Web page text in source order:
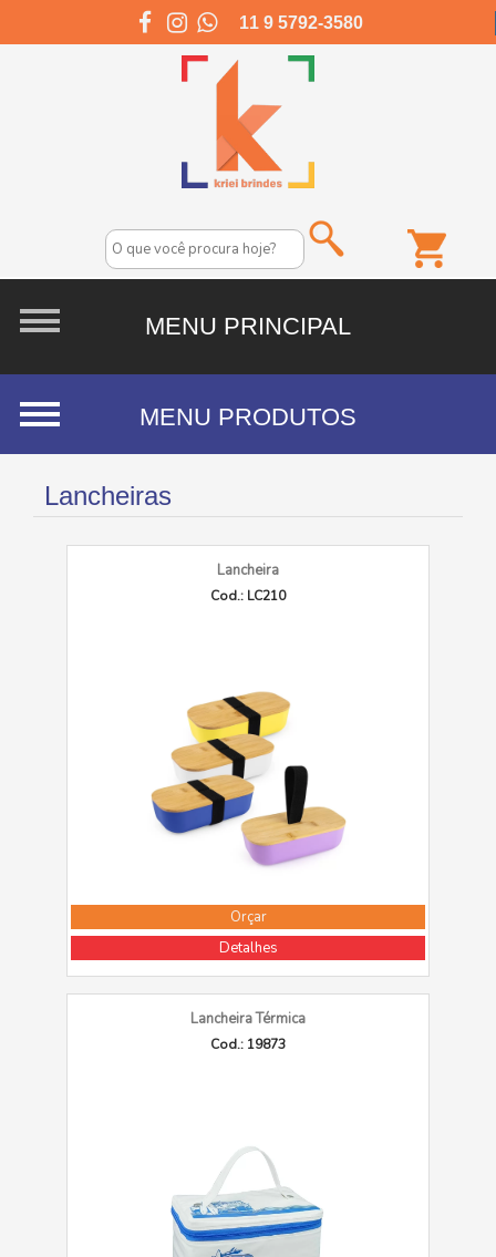
11 9 5792-3580
Lancheiras
Lancheira
Cod.: LC210
Orçar
Detalhes
Lancheira Térmica
Cod.: 19873